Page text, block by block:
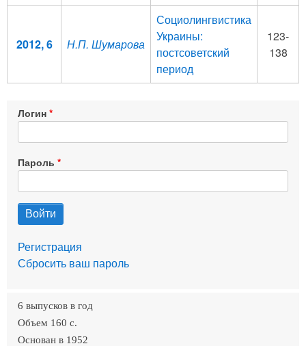
2012, 6 Н.П. Шумарова
Социолингвистика
Украины:
постсоветский
период
123-
138
Логин
Пароль
Регистрация
Сбросить ваш пароль
6 выпусков в год
Объем 160 c.
Основан в 1952